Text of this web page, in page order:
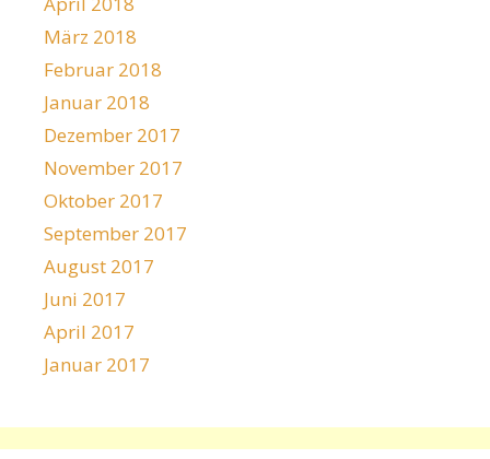
März 2018
Februar 2018
Januar 2018
Dezember 2017
November 2017
Oktober 2017
September 2017
August 2017
Juni 2017
April 2017
Januar 2017